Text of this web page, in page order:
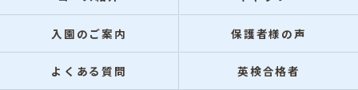
入園のご案内 保護者様の声
よくある質問 英検合格者